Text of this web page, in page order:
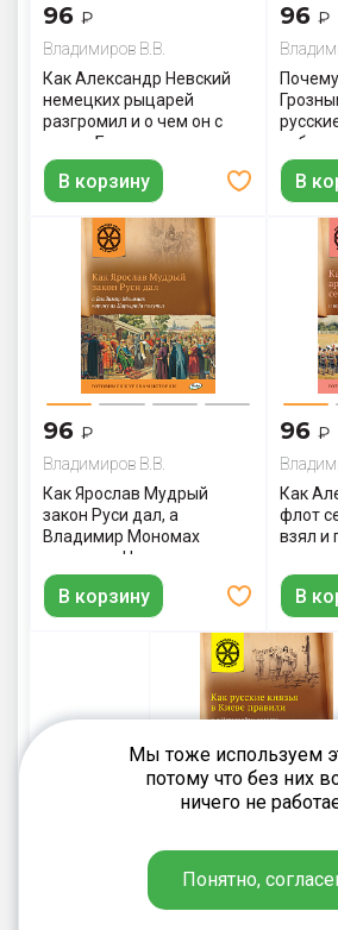
96 ₽
Владимиров В.В.
Как Александр Невский
немецких рыцарей
разгромил и о чем он с
ханом Батыем
договаривался
В корзину
96 ₽
избрали
В
96 ₽
Владимиров В.В.
Как Ярослав Мудрый
закон Руси дал, а
Владимир Мономах
корону из Царьграда
получил
В корзину
96 ₽
Как
флот
взял и
В
96₽
Владимиров В.В.
Как русские князья в
Мы тоже используем
потому что без них
ничего не
Понятно,